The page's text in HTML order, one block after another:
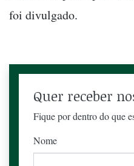
foi divulgado.
Quer receber
Fique por dentro do que
Nome